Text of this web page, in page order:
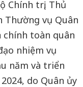
Chính trị, Thủ
Thường vụ Quân
chính toàn quân
nhiệm vụ
năm và triển
do Quân ủy